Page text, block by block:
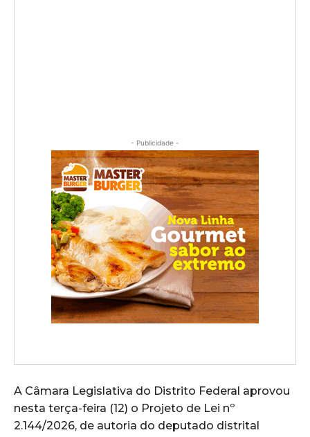
- Publicidade -
A Câmara Legislativa do Distrito Federal aprovou
nesta terça-feira (12) o Projeto de Lei nº
2.144/2026, de autoria do deputado distrital